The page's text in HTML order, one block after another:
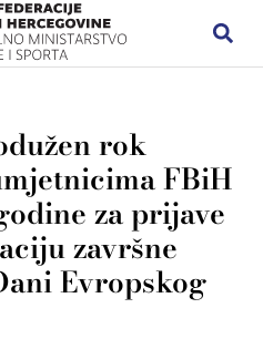
rok
FBiH
za prijave
završne
Evropskog